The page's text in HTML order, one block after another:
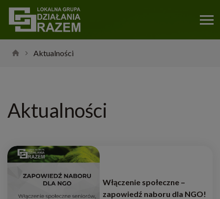
Aktualności
Aktualności
Włączenie społeczne –
zapowiedź naboru dla NGO!